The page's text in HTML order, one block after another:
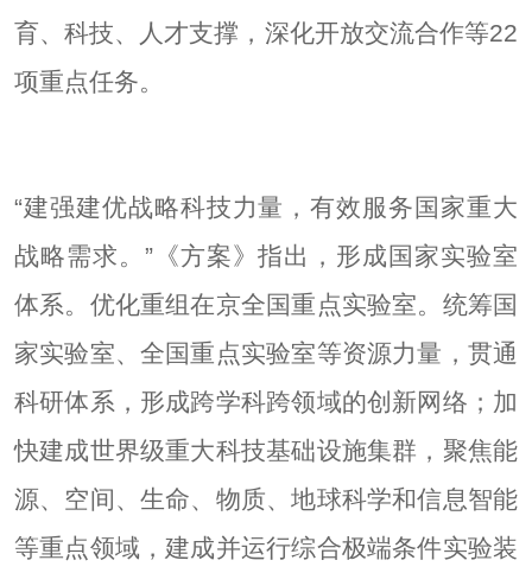
育、科技、人才支撑，深化开放交流合作等22
项重点任务。
“建强建优战略科技力量，有效服务国家重大
战略需求。”《方案》指出，形成国家实验室
体系。优化重组在京全国重点实验室。统筹国
家实验室、全国重点实验室等资源力量，贯通
科研体系，形成跨学科跨领域的创新网络；加
快建成世界级重大科技基础设施集群，聚焦能
源、空间、生命、物质、地球科学和信息智能
等重点领域，建成并运行综合极端条件实验装